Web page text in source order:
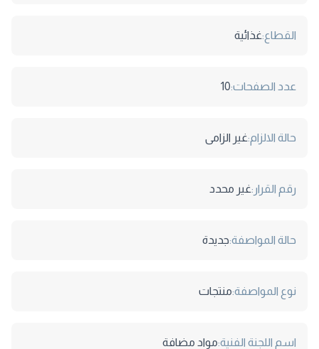
القطاع:غذائية
عدد الصفحات:10
حالة الالزام:غير الزامى
رقم القرار:غير محدد
حالة المواصفة:جديدة
نوع المواصفة:منتجات
اسم اللجنة الفنية:مواد مضافة